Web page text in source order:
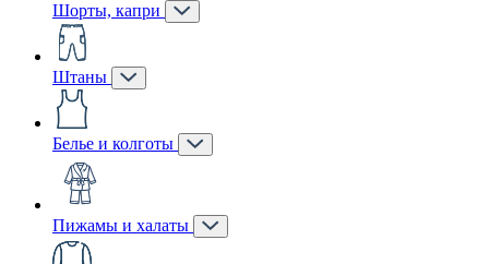
Шорты, капри
Штаны
Белье и колготы
Пижамы и халаты